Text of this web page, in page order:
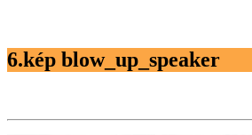
6.kép blow_up_speaker